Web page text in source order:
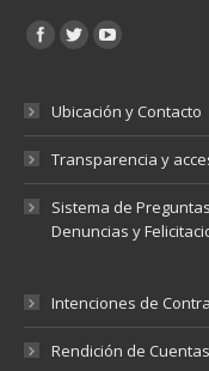
Encuéntranos en:
Ubicación y Contacto
Transparencia y
Sistema de
Denuncias y
Intenciones de
Rendición de Cuentas